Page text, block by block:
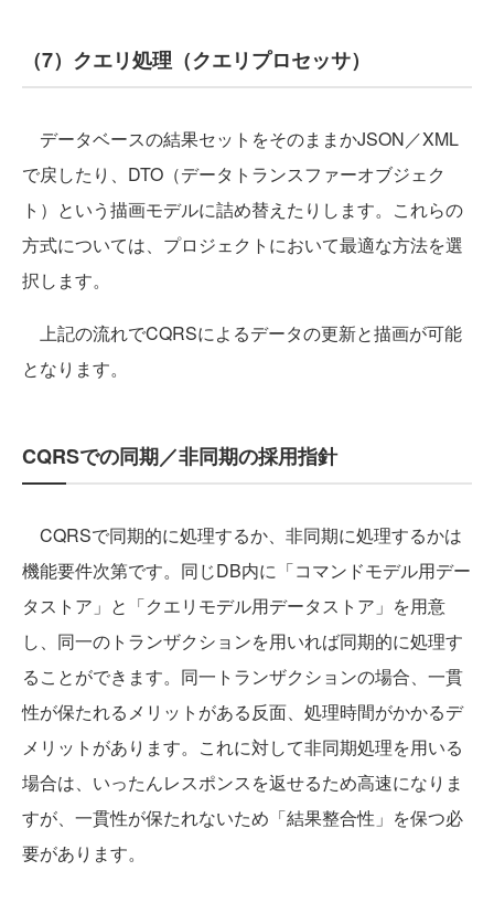
（7）クエリ処理（クエリプロセッサ）
データベースの結果セットをそのままかJSON／XML
で戻したり、DTO（データトランスファーオブジェク
ト）という描画モデルに詰め替えたりします。これらの
方式については、プロジェクトにおいて最適な方法を選
択します。
上記の流れでCQRSによるデータの更新と描画が可能
となります。
CQRSでの同期／非同期の採用指針
CQRSで同期的に処理するか、非同期に処理するかは
機能要件次第です。同じDB内に「コマンドモデル用デー
タストア」と「クエリモデル用データストア」を用意
し、同一のトランザクションを用いれば同期的に処理す
ることができます。同一トランザクションの場合、一貫
性が保たれるメリットがある反面、処理時間がかかるデ
メリットがあります。これに対して非同期処理を用いる
場合は、いったんレスポンスを返せるため高速になりま
すが、一貫性が保たれないため「結果整合性」を保つ必
要があります。